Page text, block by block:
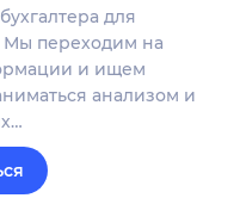
для
Мы переходим на
и ищем
анализом и